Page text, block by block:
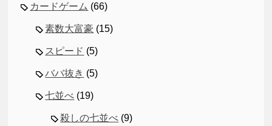
カードゲーム (66)
素数大富豪 (15)
スピード (5)
ババ抜き (5)
七並べ (19)
殺しの七並べ (9)